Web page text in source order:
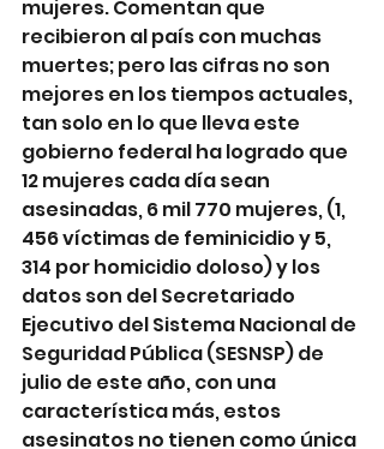
mujeres. Comentan que
recibieron al país con muchas
muertes; pero las cifras no son
mejores en los tiempos actuales,
tan solo en lo que lleva este
gobierno federal ha logrado que
12 mujeres cada día sean
asesinadas, 6 mil 770 mujeres, (1,
456 víctimas de feminicidio y 5,
314 por homicidio doloso) y los
datos son del Secretariado
Ejecutivo del Sistema Nacional de
Seguridad Pública (SESNSP) de
julio de este año, con una
característica más, estos
asesinatos no tienen como única